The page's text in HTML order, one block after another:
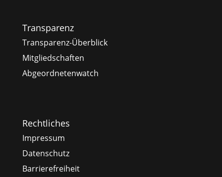
Transparenz
Transparenz-Überblick
Mitgliedschaften
Abgeordnetenwatch
Rechtliches
Impressum
Datenschutz
Barrierefreiheit